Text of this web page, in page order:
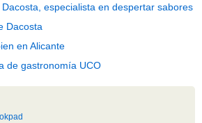
especialista en despertar sabores
Dacosta
en Alicante
de gastronomía UCO